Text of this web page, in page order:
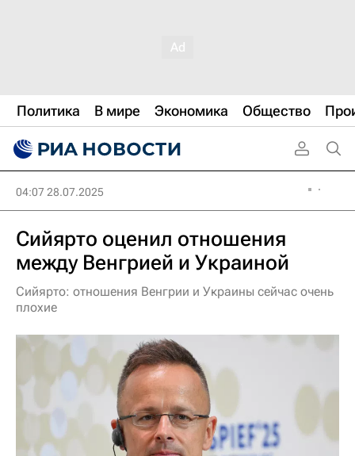
Политика В мире Экономика Общество
04:07 28.07.2025
Сийярто оценил отношения
между Венгрией и Украиной
Сийярто: отношения Венгрии и Украины сейчас очень
плохие